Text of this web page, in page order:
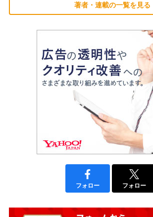
著者・連載の一覧を見る
フォロー フォロー